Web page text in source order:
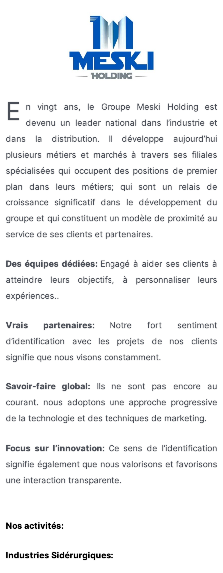
E
n vingt ans, le Groupe Meski Holding est
devenu un leader national dans l’industrie et
dans la distribution. Il développe aujourd’hui
plusieurs métiers et marchés à travers ses filiales
spécialisées qui occupent des positions de premier
plan dans leurs métiers; qui sont un relais de
croissance significatif dans le développement du
groupe et qui constituent un modèle de proximité au
service de ses clients et partenaires.
Des équipes dédiées: Engagé à aider ses clients à
atteindre leurs objectifs, à personnaliser leurs
expériences..
Vrais partenaires: Notre fort sentiment
d’identification avec les projets de nos clients
signifie que nous visons constamment.
Savoir-faire global: Ils ne sont pas encore au
courant. nous adoptons une approche progressive
de la technologie et des techniques de marketing.
Focus sur l’innovation: Ce sens de l’identification
signifie également que nous valorisons et favorisons
une interaction transparente.
Nos activités:
Industries Sidérurgiques: